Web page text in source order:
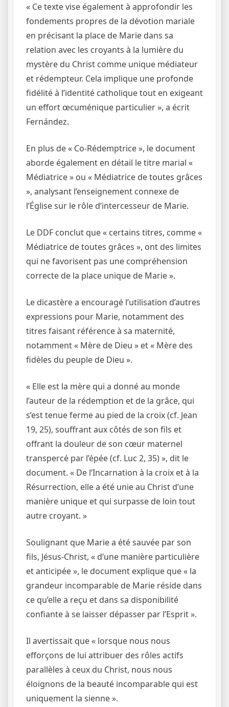
« Ce texte vise également à approfondir les
fondements propres de la dévotion mariale
en précisant la place de Marie dans sa
relation avec les croyants à la lumière du
mystère du Christ comme unique médiateur
et rédempteur. Cela implique une profonde
fidélité à l’identité catholique tout en exigeant
un effort œcuménique particulier », a écrit
Fernández.
En plus de « Co-Rédemptrice », le document
aborde également en détail le titre marial «
Médiatrice » ou « Médiatrice de toutes grâces
», analysant l’enseignement connexe de
l’Église sur le rôle d’intercesseur de Marie.
Le DDF conclut que « certains titres, comme «
Médiatrice de toutes grâces », ont des limites
qui ne favorisent pas une compréhension
correcte de la place unique de Marie ».
Le dicastère a encouragé l’utilisation d’autres
expressions pour Marie, notamment des
titres faisant référence à sa maternité,
notamment « Mère de Dieu » et « Mère des
fidèles du peuple de Dieu ».
« Elle est la mère qui a donné au monde
l’auteur de la rédemption et de la grâce, qui
s’est tenue ferme au pied de la croix (cf. Jean
19, 25), souffrant aux côtés de son fils et
offrant la douleur de son cœur maternel
transpercé par l’épée (cf. Luc 2, 35) », dit le
document. « De l’Incarnation à la croix et à la
Résurrection, elle a été unie au Christ d’une
manière unique et qui surpasse de loin tout
autre croyant. »
Soulignant que Marie a été sauvée par son
fils, Jésus-Christ, « d’une manière particulière
et anticipée », le document explique que « la
grandeur incomparable de Marie réside dans
ce qu’elle a reçu et dans sa disponibilité
confiante à se laisser dépasser par l’Esprit ».
Il avertissait que « lorsque nous nous
efforçons de lui attribuer des rôles actifs
parallèles à ceux du Christ, nous nous
éloignons de la beauté incomparable qui est
uniquement la sienne ».